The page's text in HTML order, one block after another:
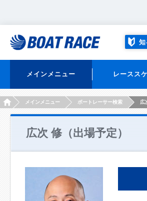
知
メインメニュー レースス
HOMEメインメニュー ボートレーサー検索 広
広次 修（出場予定）